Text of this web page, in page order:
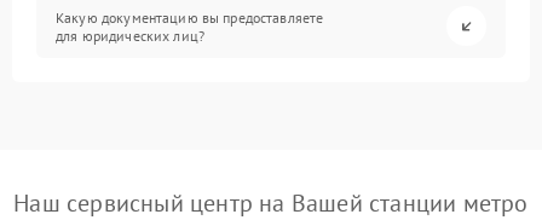
Какую документацию вы предоставляете
для юридических лиц?
Наш сервисный центр на Вашей станции метро